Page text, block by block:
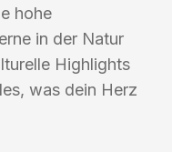
hohe
in der Natur
Highlights
was dein Herz